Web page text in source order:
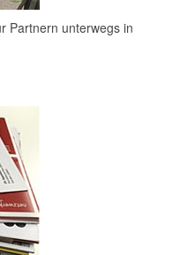
Partnern unterwegs in